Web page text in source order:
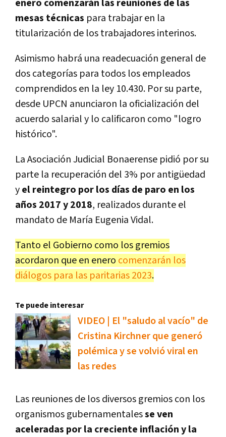
enero comenzarán las reuniones de las
mesas técnicas para trabajar en la
titularización de los trabajadores interinos.
Asimismo habrá una readecuación general de
dos categorías para todos los empleados
comprendidos en la ley 10.430. Por su parte,
desde UPCN anunciaron la oficialización del
acuerdo salarial y lo calificaron como "logro
histórico".
La Asociación Judicial Bonaerense pidió por su
parte la recuperación del 3% por antigüedad
yel reintegro por los días de paro en los
años 2017 y 2018, realizados durante el
mandato de María Eugenia Vidal.
Tanto el Gobierno como los gremios
acordaron que en enero comenzarán los
diálogos para las paritarias 2023.
Te puede interesar
VIDEO | El "saludo al vacío" de
Cristina Kirchner que generó
polémica y se volvió viral en
las redes
Las reuniones de los diversos gremios con los
organismos gubernamentalesse ven
aceleradas por la creciente inflación y la